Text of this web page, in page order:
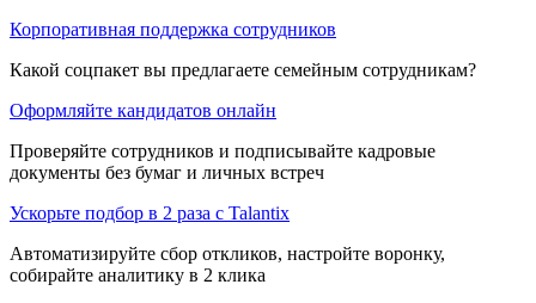
Корпоративная поддержка сотрудников
Какой соцпакет вы предлагаете семейным сотрудникам?
Оформляйте кандидатов онлайн
Проверяйте сотрудников и подписывайте кадровые
документы без бумаг и личных встреч
Ускорьте подбор в 2 раза с Talantix
Автоматизируйте сбор откликов, настройте воронку,
собирайте аналитику в 2 клика